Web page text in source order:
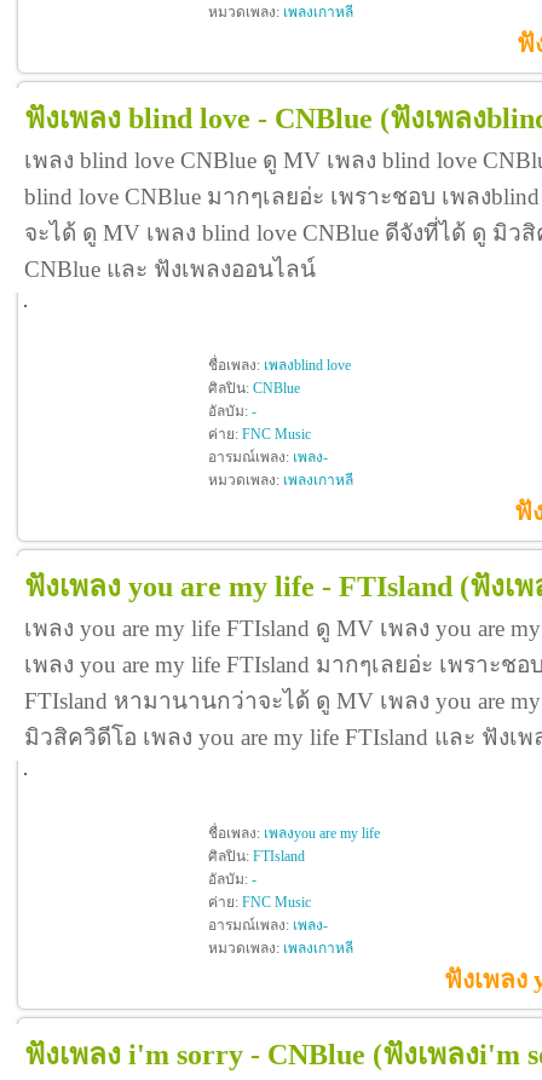
หมวดเพลง: เพลงเกาหลี
ฟั
ฟังเพลง blind love - CNBlue (ฟังเพลง
เพลง blind love CNBlue ดู MV เพลง blind love
blind love CNBlue มากๆเลยอ่ะ เพราะชอบ เพลง
จะได้ ดู MV เพลง blind love CNBlue ดีจังที่ได้ ดู มิว
CNBlue และ ฟังเพลงออนไลน์
ชื่อเพลง: เพลงblind love
ศิลปิน: CNBlue
อัลบัม: -
ค่าย: FNC Music
อารมณ์เพลง: เพลง-
หมวดเพลง: เพลงเกาหลี
ฟั
ฟังเพลง you are my life - FTIsland (ฟังเพ
เพลง you are my life FTIsland ดู MV เพลง you are
เพลง you are my life FTIsland มากๆเลยอ่ะ เพราะชอ
FTIsland หามานานกว่าจะได้ ดู MV เพลง you are
มิวสิควิดีโอ เพลง you are my life FTIsland และ ฟังเ
ชื่อเพลง: เพลงyou are my life
ศิลปิน: FTIsland
อัลบัม: -
ค่าย: FNC Music
อารมณ์เพลง: เพลง-
หมวดเพลง: เพลงเกาหลี
ฟังเพลง
ฟังเพลง i'm sorry - CNBlue (ฟังเพลงi'm